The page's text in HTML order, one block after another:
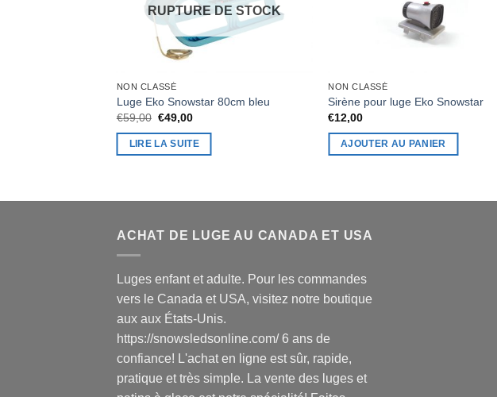
RUPTURE DE STOCK
NON CLASSÉ
Luge Eko Snowstar 80cm bleu
€59,00 Le
initial
était :
€49,00Le
actuel
est :
LIRE LA SUITE
NON CLASSÉ
Sirène pour luge Eko Snowstar
€12,00
AJOUTER AU PANIER
ACHAT DE LUGE AU CANADA ET USA
Luges enfant et adulte. Pour les commandes
vers le Canada et USA, visitez notre boutique
aux aux États-Unis.
https://snowsledsonline.com/ 6 ans de
confiance! L'achat en ligne est sûr, rapide,
pratique et très simple. La vente des luges et